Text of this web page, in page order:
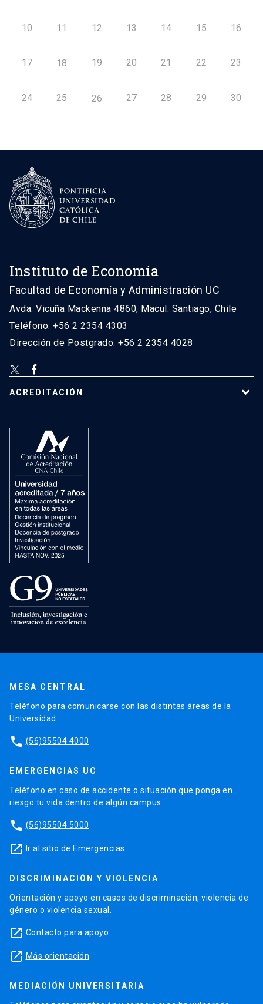
10 11 12 13 14 15 16
17 18 19 20 21 22 23
24 25 26 27 28 29 30
Instituto de Economía
Facultad de Economía y Administración UC
Avda. Vicuña Mackenna 4860, Macul. Santiago, Chile
Teléfono: +56 2 2354 4303
Dirección de Postgrado: +56 2 2354 4028
ACREDITACIÓN
MESA CENTRAL
Teléfono para comunicarse con las distintas áreas de la
Universidad.
phone (56)95504 4000
EMERGENCIAS UC
Teléfono en caso de accidente o situación que ponga en
riesgo tu vida dentro de algún campus.
phone (56)95504 5000
launch Ir al sitio de Emergencias
DISCRIMINACIÓN Y VIOLENCIA
Orientación y apoyo en casos de discriminación, violencia de
género o violencia sexual.
launch Contacto para apoyo
launch Más orientación
MEDIACIÓN UNIVERSITARIA